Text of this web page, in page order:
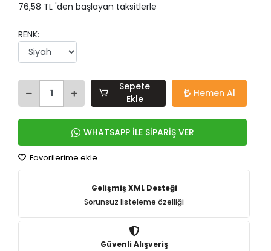
76,58 TL 'den başlayan taksitlerle
RENK:
Sepete
Ekle
Hemen Al
WHATSAPP İLE SİPARİŞ VER
Favorilerime ekle
Gelişmiş XML Desteği
Sorunsuz listeleme özelliği
Güvenli Alışveriş